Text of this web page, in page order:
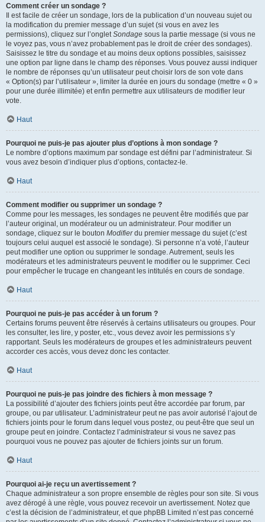
Comment créer un sondage ?
Il est facile de créer un sondage, lors de la publication d’un nouveau sujet ou
la modification du premier message d’un sujet (si vous en avez les
permissions), cliquez sur l’ongletSondage sous la partie message (si vous ne
le voyez pas, vous n’avez probablement pas le droit de créer des sondages).
Saisissez le titre du sondage et au moins deux options possibles, saisissez
une option par ligne dans le champ des réponses. Vous pouvez aussi indiquer
le nombre de réponses qu’un utilisateur peut choisir lors de son vote dans
« Option(s) par l’utilisateur », limiter la durée en jours du sondage (mettre « 0 »
pour une durée illimitée) et enfin permettre aux utilisateurs de modifier leur
vote.
Haut
Pourquoi ne puis-je pas ajouter plus d’options à mon sondage ?
Le nombre d’options maximum par sondage est défini par l’administrateur. Si
vous avez besoin d’indiquer plus d’options, contactez-le.
Haut
Comment modifier ou supprimer un sondage ?
Comme pour les messages, les sondages ne peuvent être modifiés que par
l’auteur original, un modérateur ou un administrateur. Pour modifier un
sondage, cliquez sur le bouton Modifierdu premier message du sujet (c’est
toujours celui auquel est associé le sondage). Si personne n’a voté, l’auteur
peut modifier une option ou supprimer le sondage. Autrement, seuls les
modérateurs et les administrateurs peuvent le modifier ou le supprimer. Ceci
pour empêcher le trucage en changeant les intitulés en cours de sondage.
Haut
Pourquoi ne puis-je pas accéder à un forum ?
Certains forums peuvent être réservés à certains utilisateurs ou groupes. Pour
les consulter, les lire, y poster, etc., vous devez avoir les permissions s’y
rapportant. Seuls les modérateurs de groupes et les administrateurs peuvent
accorder ces accès, vous devez donc les contacter.
Haut
Pourquoi ne puis-je pas joindre des fichiers à mon message ?
La possibilité d’ajouter des fichiers joints peut être accordée par forum, par
groupe, ou par utilisateur. L’administrateur peut ne pas avoir autorisé l’ajout de
fichiers joints pour le forum dans lequel vous postez, ou peut-être que seul un
groupe peut en joindre. Contactez l’administrateur si vous ne savez pas
pourquoi vous ne pouvez pas ajouter de fichiers joints sur un forum.
Haut
Pourquoi ai-je reçu un avertissement ?
Chaque administrateur a son propre ensemble de règles pour son site. Si vous
avez dérogé à une règle, vous pouvez recevoir un avertissement. Notez que
c’est la décision de l’administrateur, et que phpBB Limited n’est pas concerné